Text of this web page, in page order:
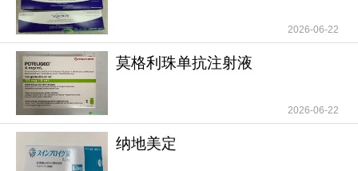
吸收极少，可有效避免CYP450酶系统相关的药物相
互作用风险，安全性更优。
奥维昔巴特的上市批准主要基于PEDFIC 1和
PEDFIC 2两项全球性3期临床试验的数据。在随机
双盲、安慰剂对照的PEDFIC 1研究中，奥维昔巴特
达到降低瘙痒和降低血清胆汁酸的双重主要终点。
平均瘙痒评分（0-4分制）改善结果如下：40
2026-06-22
莫格利珠单抗注射液
2026-06-22
纳地美定